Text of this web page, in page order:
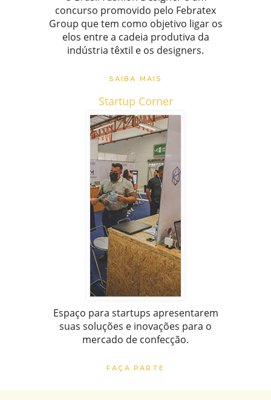
concurso promovido pelo Febratex
Group que tem como objetivo ligar os
elos entre a cadeia produtiva da
indústria têxtil e os designers.
SAIBA MAIS
Startup Corner
Espaço para startups apresentarem
suas soluções e inovações para o
mercado de confecção.
FAÇA PARTE